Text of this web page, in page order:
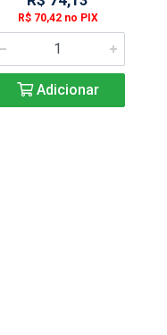
R$ 70,42 no PIX
Adicionar